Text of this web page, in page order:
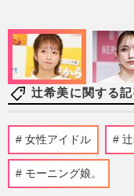
辻希美に関する
辻
「
の“
女性アイドル
モーニング娘。